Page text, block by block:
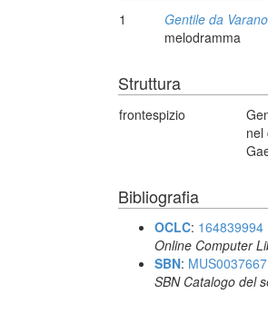
1
Gentile da Varano
melodramma
Struttura
frontespizio
nel
Bibliografia
OCLC: 164839994
Online Computer
SBN: MUS0037667
SBN Catalogo del